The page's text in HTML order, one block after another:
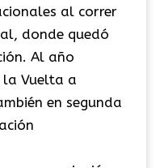
al correr
donde quedó
Al año
la Vuelta a
en segunda